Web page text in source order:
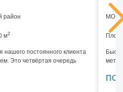
район
м2
нашего постоянного клиента
Это четвёртая очередь
МО,